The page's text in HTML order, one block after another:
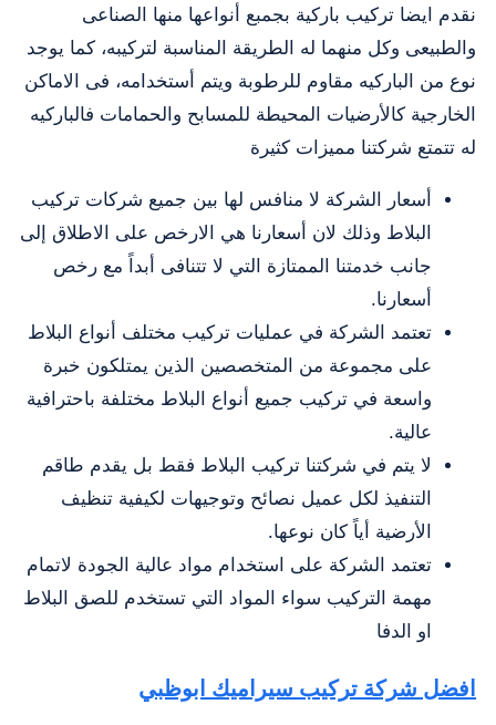
نقدم ايضا تركيب باركية بجمبع أنواعها منها الصناعى
والطبيعى وكل منهما له الطريقة المناسبة لتركيبه، كما يوجد
نوع من الباركيه مقاوم للرطوبة ويتم أستخدامه، فى الاماكن
الخارجية كالأرضيات المحيطة للمسابح والحمامات فالباركيه
له تتمتع شركتنا مميزات كثيرة
أسعار الشركة لا منافس لها بين جميع شركات تركيب
البلاط وذلك لان أسعارنا هي الارخص على الاطلاق إلى
جانب خدمتنا الممتازة التي لا تتنافى أبداً مع رخص
أسعارنا.
تعتمد الشركة في عمليات تركيب مختلف أنواع البلاط
على مجموعة من المتخصصين الذين يمتلكون خبرة
واسعة في تركيب جميع أنواع البلاط مختلفة باحترافية
عالية.
لا يتم في شركتنا تركيب البلاط فقط بل يقدم طاقم
التنفيذ لكل عميل نصائح وتوجيهات لكيفية تنظيف
الأرضية أياً كان نوعها.
تعتمد الشركة على استخدام مواد عالية الجودة لاتمام
مهمة التركيب سواء المواد التي تستخدم للصق البلاط
او الدفا
افضل شركة تركيب سيراميك ابوظبي